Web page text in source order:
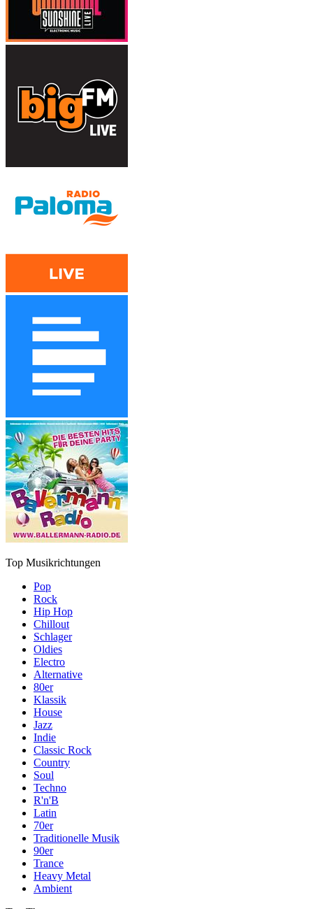
Top Musikrichtungen
Pop
Rock
Hip Hop
Chillout
Schlager
Oldies
Electro
Alternative
80er
Klassik
House
Jazz
Indie
Classic Rock
Country
Soul
Techno
R'n'B
Latin
70er
Traditionelle Musik
90er
Trance
Heavy Metal
Ambient